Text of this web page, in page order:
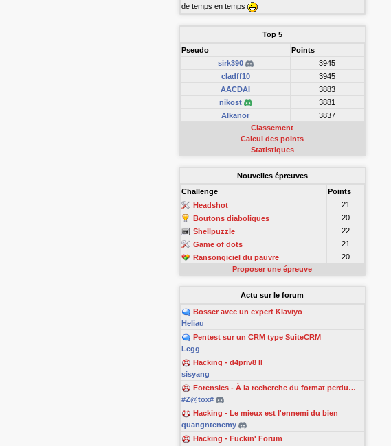
de temps en temps
Top 5
Pseudo
Points
sirk390
3945
cladff10
3945
AACDAI
3883
nikost
3881
Alkanor
3837
Classement
Calcul des points
Statistiques
Nouvelles épreuves
Challenge
Points
Headshot
21
Boutons diaboliques
20
Shellpuzzle
22
Game of dots
21
Ransongiciel du pauvre
20
Proposer une épreuve
Actu sur le forum
Bosser avec un expert Klaviyo
Heliau
Pentest sur un CRM type SuiteCRM
Legg
Hacking - d4priv8 II
sisyang
Forensics - À la recherche du format perdu…
#Z@tox#
Hacking - Le mieux est l'ennemi du bien
quangntenemy
Hacking - Fuckin' Forum